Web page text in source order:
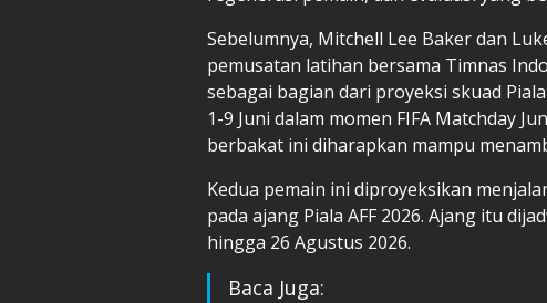
Sebelumnya, Mitchell Lee Baker dan
pemusatan latihan bersama Timnas
sebagai bagian dari proyeksi skuad
1-9 Juni dalam momen FIFA Matchday
berbakat ini diharapkan mampu
Kedua pemain ini diproyeksikan
pada ajang Piala AFF 2026. Ajang itu
hingga 26 Agustus 2026.
Baca Juga: